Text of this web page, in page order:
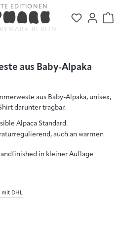
VERSAND
BERLIN
Du hast 0
aus Baby-Alpaka
aus Baby-Alpaka, unisex,
darunter tragbar.
Alpaca Standard.
auch an warmen
in kleiner Auflage
mit DHL